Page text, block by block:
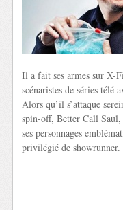
Il a fait ses armes sur X-
scénaristes de séries télé
Alors qu’il s’attaque
spin-off, Better Call
ses personnages
privilégié de showrunner.